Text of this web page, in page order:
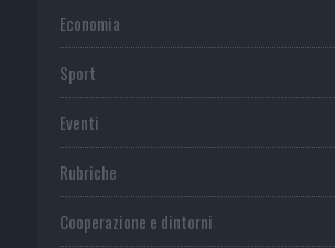
Economia
Sport
Eventi
Rubriche
Cooperazione e dintorni